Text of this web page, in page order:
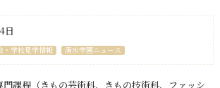
日
・学校見学情報 清水学園ニュース
課程（きもの芸術科、きもの技術科、ファッシ